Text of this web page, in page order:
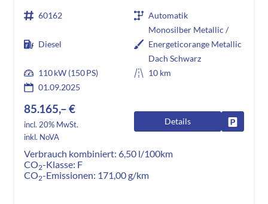
60162 Automatik
Diesel
Monosilber Metallic /
Energeticorange Metallic
Dach Schwarz
110 kW (150 PS)
10 km
01.09.2025
85.165,– €
incl. 20% MwSt.
inkl. NoVA
Details
Verbrauch kombiniert: 6,50 l/100km
CO2-Klasse: F
CO2-Emissionen: 171,00 g/km